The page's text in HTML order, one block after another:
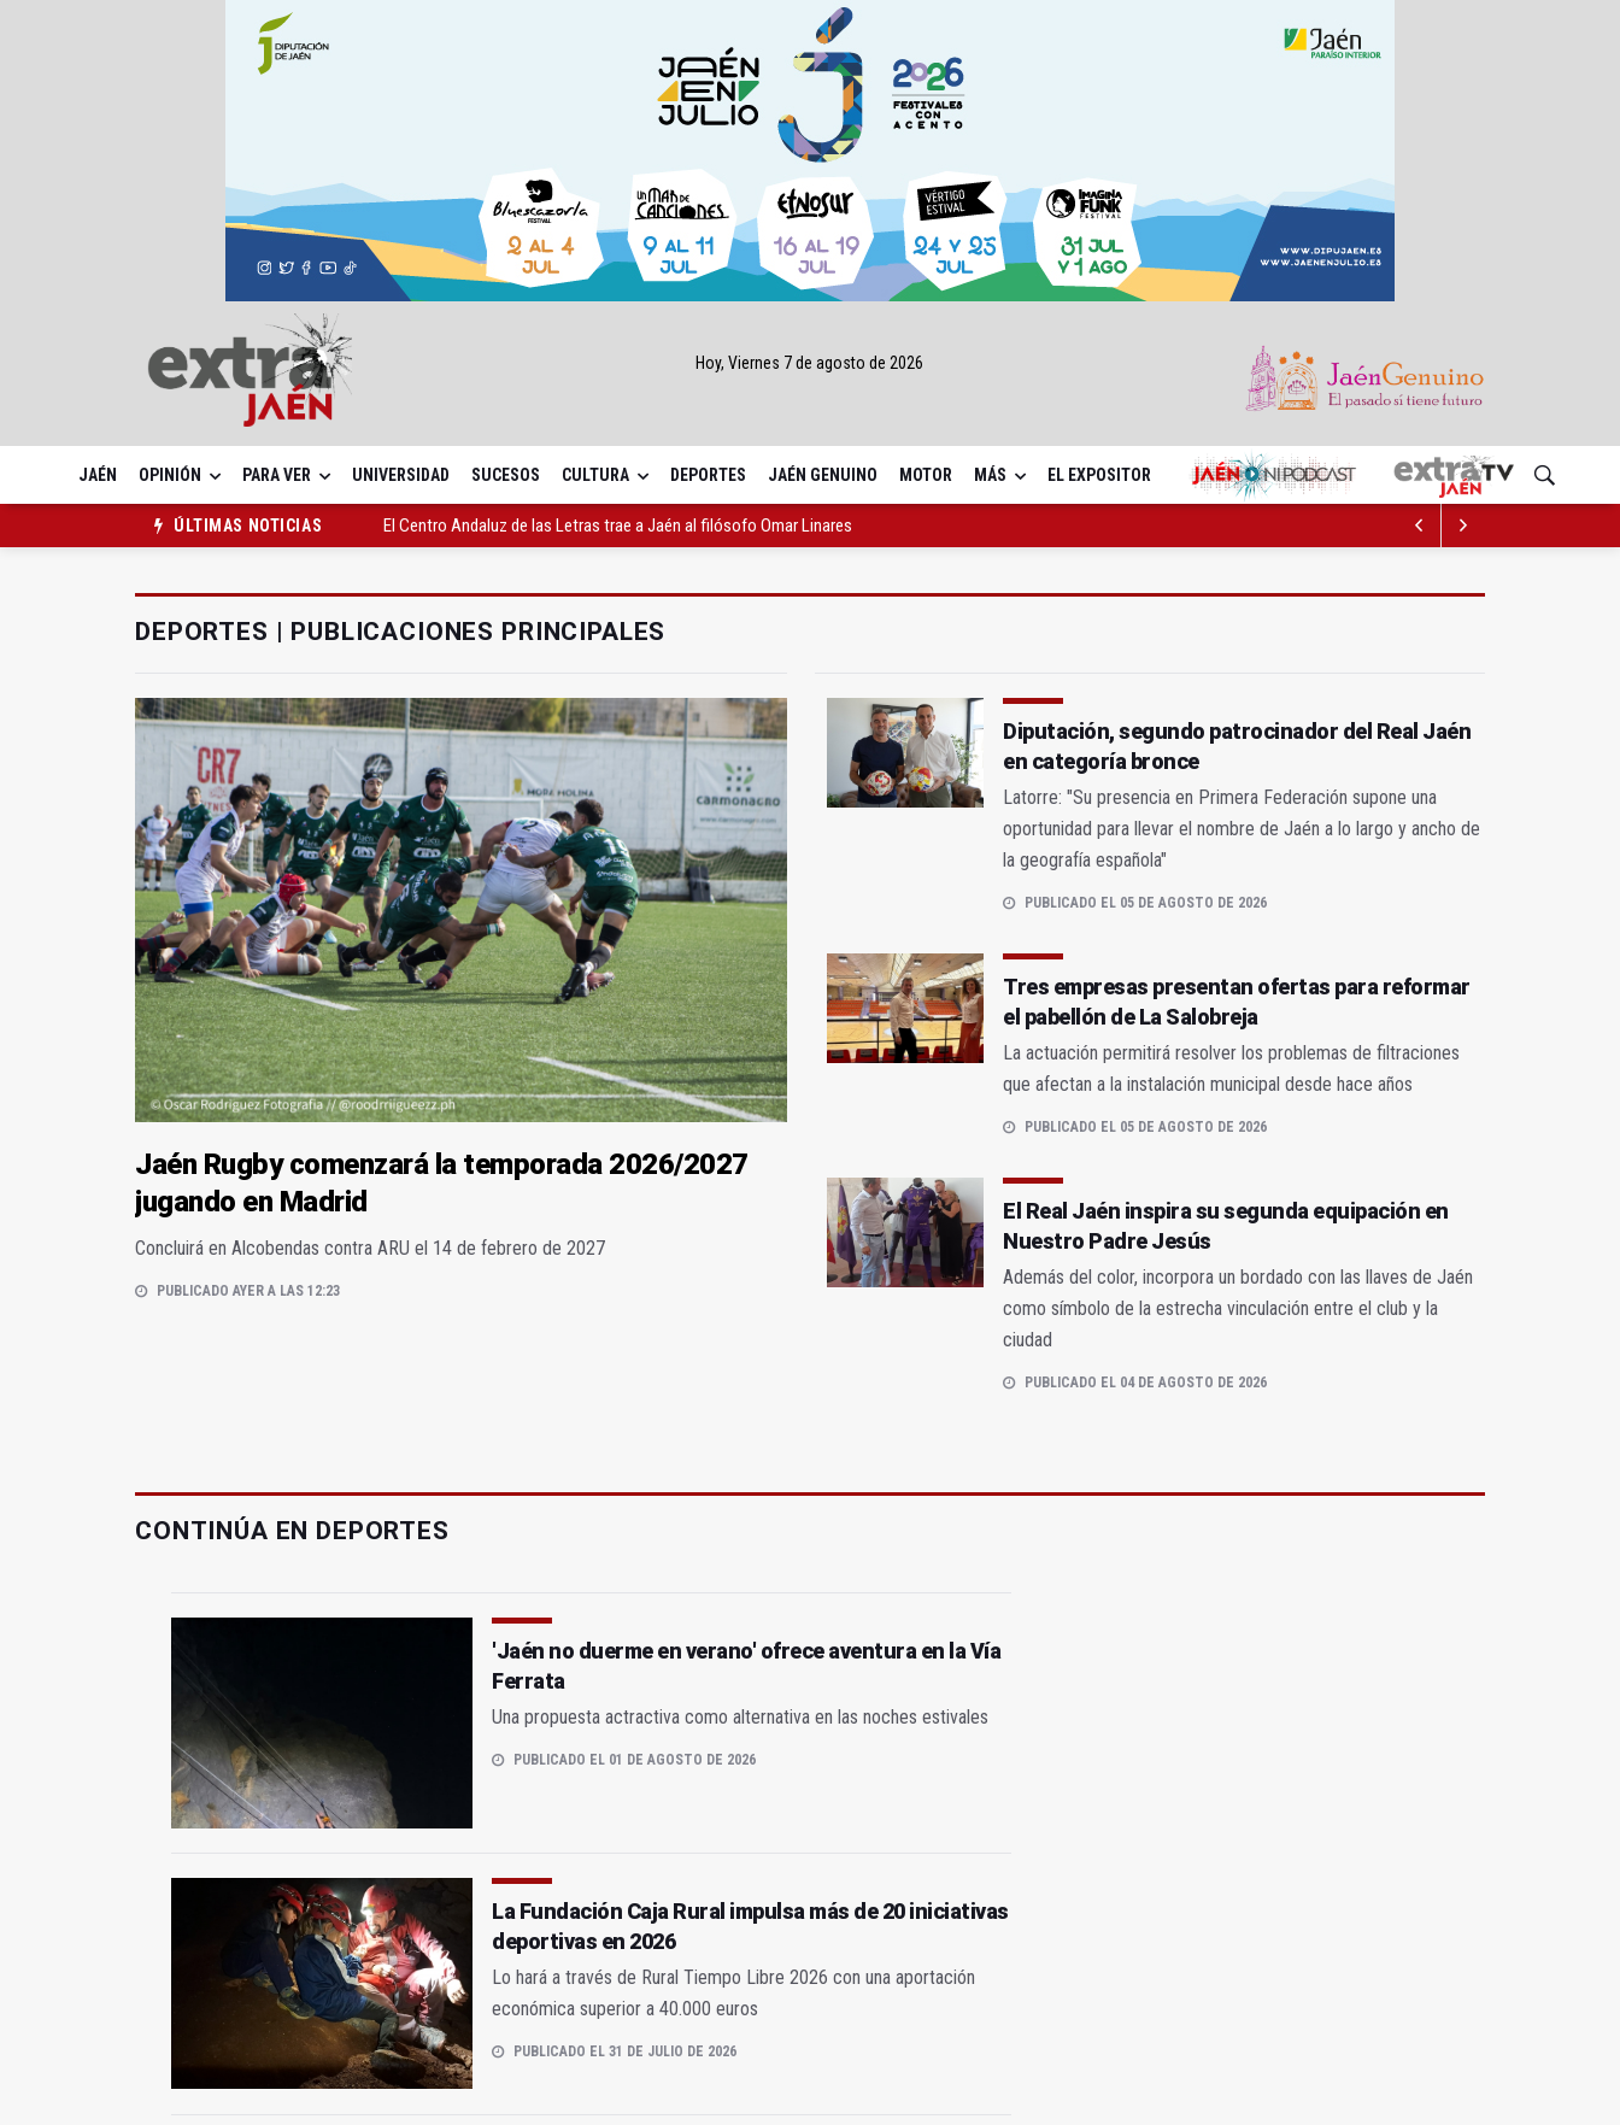
Hoy, Viernes 7 de agosto de 2026
JAÉN OPINIÓN PARA VER UNIVERSIDAD SUCESOS CULTURA DEPORTES JAÉN GENUINO MOTOR MÁS EL EXPOSITOR
ÚLTIMAS NOTICIAS
El Centro Andaluz de las Letras trae a Jaén al filósofo Omar Linares
DEPORTES | PUBLICACIONES PRINCIPALES
Jaén Rugby comenzará la temporada 2026/2027
jugando en Madrid
Concluirá en Alcobendas contra ARU el 14 de febrero de 2027
PUBLICADO AYER A LAS 12:23
Diputación, segundo patrocinador del Real Jaén
en categoría bronce
Latorre: "Su presencia en Primera Federación supone una
oportunidad para llevar el nombre de Jaén a lo largo y ancho de
la geografía española"
PUBLICADO EL 05 DE AGOSTO DE 2026
Tres empresas presentan ofertas para reformar
el pabellón de La Salobreja
La actuación permitirá resolver los problemas de filtraciones
que afectan a la instalación municipal desde hace años
PUBLICADO EL 05 DE AGOSTO DE 2026
El Real Jaén inspira su segunda equipación en
Nuestro Padre Jesús
Además del color, incorpora un bordado con las llaves de Jaén
como símbolo de la estrecha vinculación entre el club y la
ciudad
PUBLICADO EL 04 DE AGOSTO DE 2026
CONTINÚA EN DEPORTES
'Jaén no duerme en verano' ofrece aventura en la Vía
Ferrata
Una propuesta actractiva como alternativa en las noches estivales
PUBLICADO EL 01 DE AGOSTO DE 2026
La Fundación Caja Rural impulsa más de 20 iniciativas
deportivas en 2026
Lo hará a través de Rural Tiempo Libre 2026 con una aportación
económica superior a 40.000 euros
PUBLICADO EL 31 DE JULIO DE 2026